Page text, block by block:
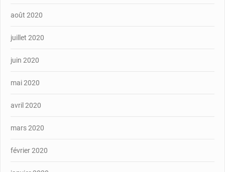
août 2020
juillet 2020
juin 2020
mai 2020
avril 2020
mars 2020
février 2020